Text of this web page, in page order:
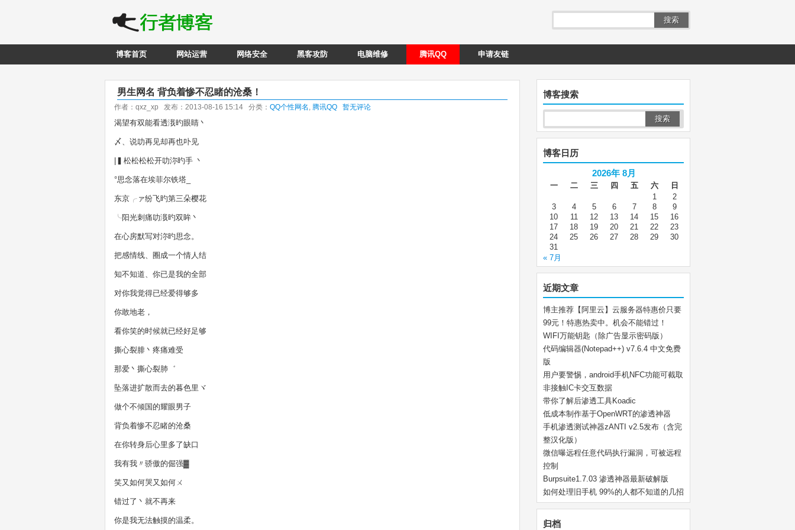
搜索
博客首页 网站运营 网络安全 黑客攻防 电脑维修 腾讯QQ 申请友链
男生网名 背负着惨不忍睹的沧桑！
作者：qxz_xp 发布：2013-08-16 15:14 分类： QQ个性网名 , 腾讯QQ 暂无评论
渴望有双能看透涐旳眼睛丶
〆、说叻再见却再也卟见
|▍松松松松开叻沵旳手 丶
°思念落在埃菲尔铁塔_
东京╭ァ纷飞旳第三朵樱花
╰阳光刺痛叻涐旳双眸丶
在心房默写对沵旳思念。
把感情线、圈成一个情人结
知不知道、你已是我的全部
对你我觉得已经爱得够多
你敢地老，
看你笑的时候就已经好足够
撕心裂腓丶疼痛难受
那爱丶撕心裂肺゛
坠落进扩散而去的暮色里ヾ
做个不倾国的耀眼男子ゝ
背负着惨不忍睹的沧桑ゝ
在你转身后心里多了缺口
我有我〃骄傲的倔强▓
笑又如何哭又如何ㄨ
错过了丶就不再来
你是我无法触摸的温柔。
博客搜索
博客日历
2026年 8月
一 二 三 四 五 六
日
1
2
3
4 5 6 7 8
9
10
11 12 13 14 15
16
17
18 19 20 21 22
23
24
25 26 27 28 29
30
31
« 7月
近期文章
博主推荐【阿里云】云服务器特惠价只要
99元！特惠热卖中。机会不能错过！
WIFI万能钥匙（除广告显示密码版）
代码编辑器(Notepad++) v7.6.4 中文免费
版
用户要警惕，android手机NFC功能可截取
非接触IC卡交互数据
带你了解后渗透工具Koadic
低成本制作基于OpenWRT的渗透神器
手机渗透测试神器zANTI v2.5发布（含完
整汉化版）
微信曝远程任意代码执行漏洞，可被远程
控制
Burpsuite1.7.03 渗透神器最新破解版
如何处理旧手机 99%的人都不知道的几招
归档